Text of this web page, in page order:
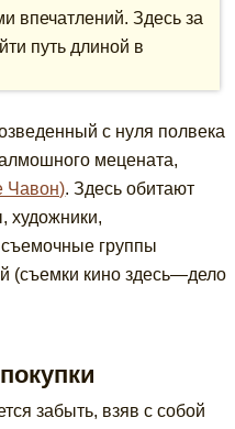
впечатлений. Здесь за
путь длиной в
с нуля полвека
мецената,
Чавон). Здесь обитают
художники,
группы
(съемки кино здесь—дело
забыть, взяв с собой